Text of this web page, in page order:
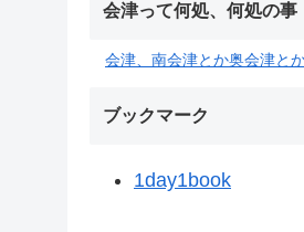
会津って何処、何処の事
会津、南会津とか奥会津と
ブックマーク
1day1book